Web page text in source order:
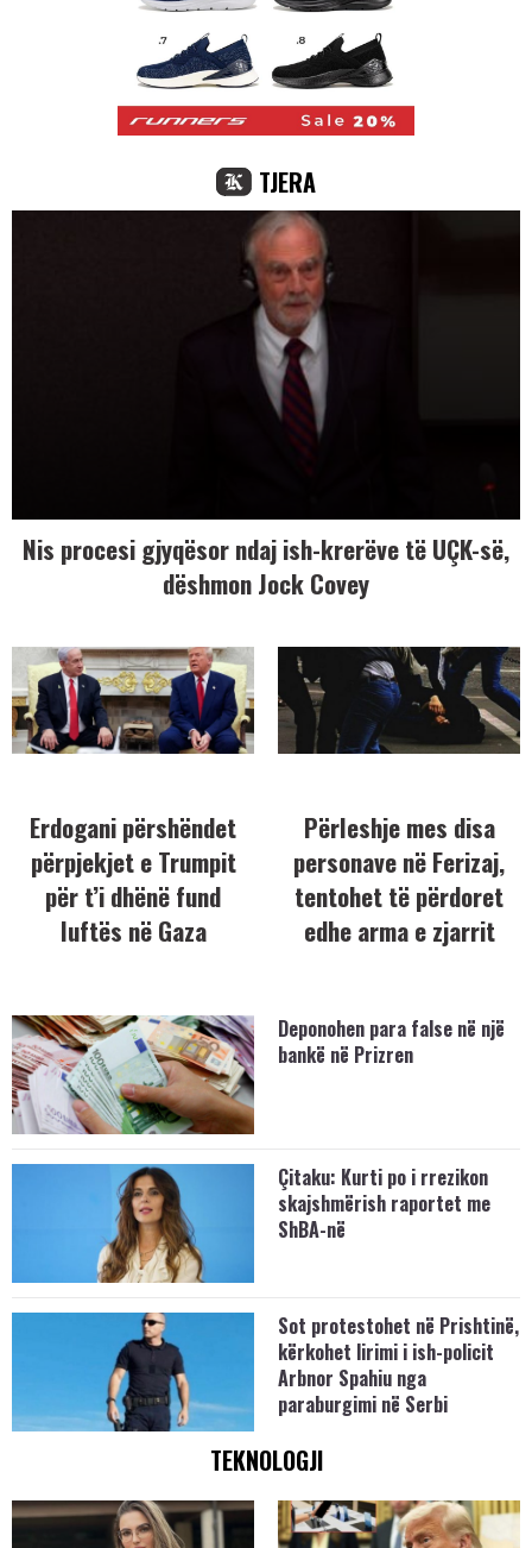
TJERA
Nis procesi gjyqësor ndaj ish-krerëve të UÇK-së,
dëshmon Jock Covey
Erdogani përshëndet
përpjekjet e Trumpit
për t’i dhënë fund
luftës në Gaza
Përleshje mes disa
personave në Ferizaj,
tentohet të përdoret
edhe arma e zjarrit
Deponohen para false në një
bankë në Prizren
Çitaku: Kurti po i rrezikon
skajshmërish raportet me
ShBA-në
Sot protestohet në Prishtinë,
kërkohet lirimi i ish-policit
Arbnor Spahiu nga
paraburgimi në Serbi
TEKNOLOGJI